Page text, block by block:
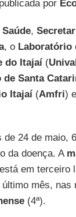
por
,
, o Laboratório
do Itajaí(
Santa
Itajaí(Amfri)
24 de maio,
da doença. A
está em terceiro
mês, nas
(4ª).